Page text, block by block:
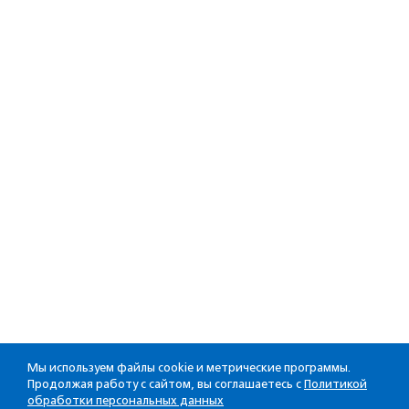
Мы используем файлы cookie и метрические программы.
Продолжая работу с сайтом, вы соглашаетесь с Политикой
обработки персональных данных